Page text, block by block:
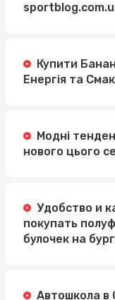
Купити
Енергія та
Модні
нового цього
Удобство и
покупать
булочек на
Автошкола в